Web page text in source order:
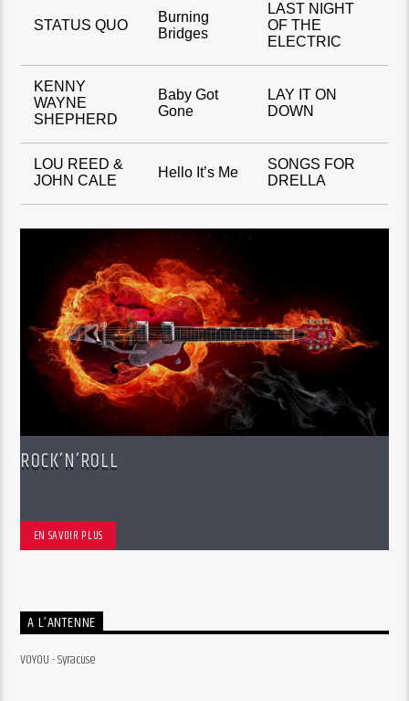
STATUS QUO
Burning
Bridges
LAST NIGHT
OF THE
ELECTRIC
KENNY
WAYNE
SHEPHERD
Baby Got
Gone
LAY IT ON
DOWN
LOU REED &
JOHN CALE
Hello It’s Me
SONGS FOR
DRELLA
ROCK’N’ROLL
EN SAVOIR PLUS
A L’ANTENNE
VOYOU - Syracuse